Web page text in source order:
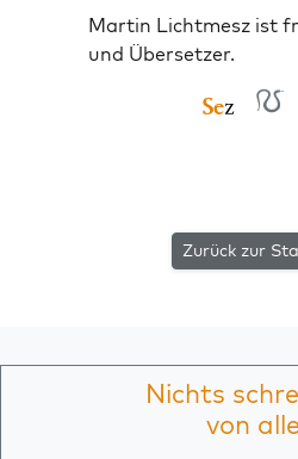
Martin Lichtmesz ist
und Übersetzer.
Zurück zur
Nichts
von